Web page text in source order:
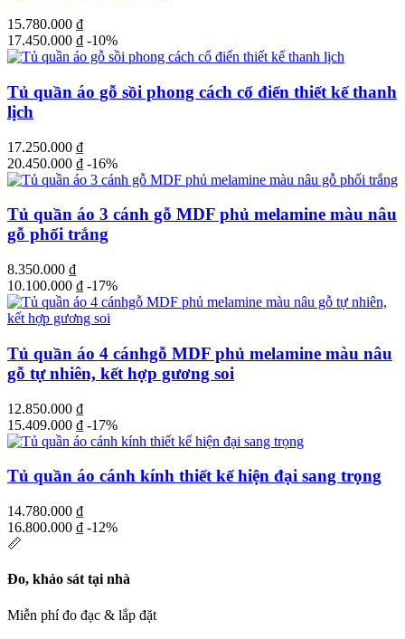
15.780.000 ₫
17.450.000 ₫ -10%
Tủ quần áo gỗ sồi phong cách cổ điển thiết kế thanh
lịch
17.250.000 ₫
20.450.000 ₫ -16%
Tủ quần áo 3 cánh gỗ MDF phủ melamine màu nâu
gỗ phối trắng
8.350.000 ₫
10.100.000 ₫ -17%
Tủ quần áo 4 cánhgỗ MDF phủ melamine màu nâu
gỗ tự nhiên, kết hợp gương soi
12.850.000 ₫
15.409.000 ₫ -17%
Tủ quần áo cánh kính thiết kế hiện đại sang trọng
14.780.000 ₫
16.800.000 ₫ -12%
📏
Đo, khảo sát tại nhà
Miễn phí đo đạc & lắp đặt